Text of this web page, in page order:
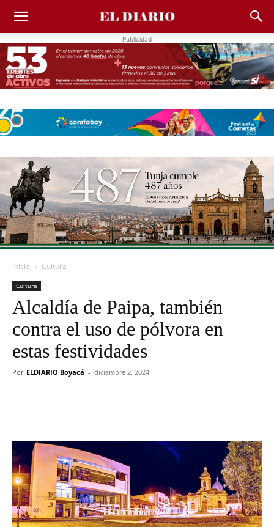
Publicidad
Inicio Cultura
Cultura
Alcaldía de Paipa, también
contra el uso de pólvora en
estas festividades
Por ELDIARIO Boyacá - diciembre 2, 2024